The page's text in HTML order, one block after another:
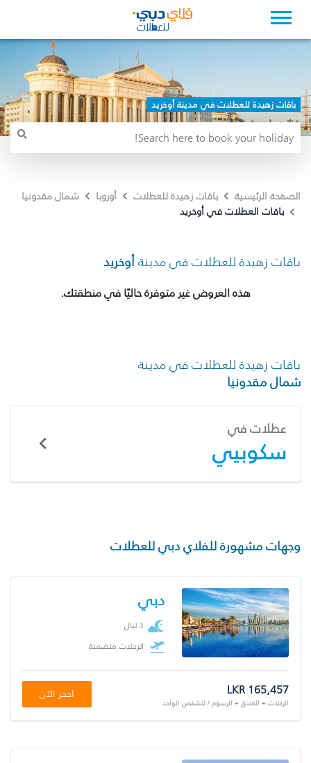
باقات زهيدة للعطلات في مدينة أوخريد
الصفحة الرئيسية باقات زهيدة للعطلات أوروبا
شمال مقدونيا
باقات العطلات في أوخريد
باقات زهيدة للعطلات في مدينةأوخريد
هذه العروض غير متوفرة حاليًا في منطقتك.
باقات زهيدة للعطلات في مدينة
شمال مقدونيا
عطلات في
سكوبيي
وجهات مشهورة للفلاي دبي للعطلات
دبي
3 ليال
الرحلات متضمنة
LKR 165,457
الرحلات + الفندق + الرسوم / للشخص الواحد
احجز الآن